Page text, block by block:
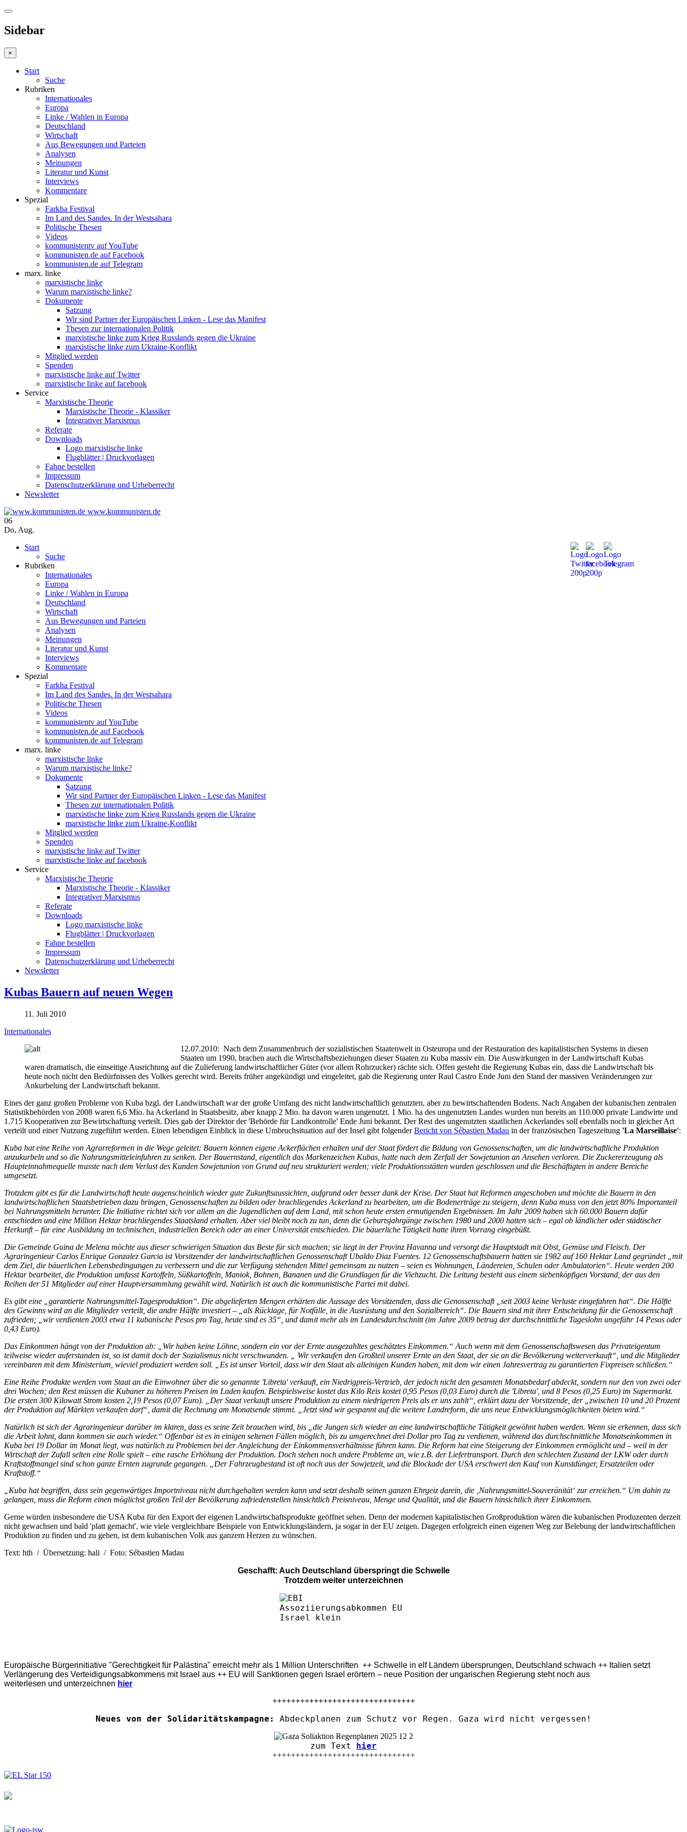
Sidebar
×
Start
Suche
Rubriken
Internationales
Europa
Linke / Wahlen in Europa
Deutschland
Wirtschaft
Aus Bewegungen und Parteien
Analysen
Meinungen
Literatur und Kunst
Interviews
Kommentare
Spezial
Farkha Festival
Im Land des Sandes. In der Westsahara
Politische Thesen
Videos
kommunistentv auf YouTube
kommunisten.de auf Facebook
kommunisten.de auf Telegram
marx. linke
marxistische linke
Warum marxistische linke?
Dokumente
Satzung
Wir sind Partner der Europäischen Linken - Lese das Manifest
Thesen zur internationalen Politik
marxistische linke zum Krieg Russlands gegen die Ukraine
marxistische linke zum Ukraine-Konflikt
Mitglied werden
Spenden
marxistische linke auf Twitter
marxistische linke auf facebook
Service
Marxistische Theorie
Marxistische Theorie - Klassiker
Integrativer Marxismus
Referate
Downloads
Logo marxistische linke
Flugblätter | Druckvorlagen
Fahne bestellen
Impressum
Datenschutzerklärung und Urheberrecht
Newsletter
www.kommunisten.de
06
Do, Aug.
Start
Suche
Rubriken
Internationales
Europa
Linke / Wahlen in Europa
Deutschland
Wirtschaft
Aus Bewegungen und Parteien
Analysen
Meinungen
Literatur und Kunst
Interviews
Kommentare
Spezial
Farkha Festival
Im Land des Sandes. In der Westsahara
Politische Thesen
Videos
kommunistentv auf YouTube
kommunisten.de auf Facebook
kommunisten.de auf Telegram
marx. linke
marxistische linke
Warum marxistische linke?
Dokumente
Satzung
Wir sind Partner der Europäischen Linken - Lese das Manifest
Thesen zur internationalen Politik
marxistische linke zum Krieg Russlands gegen die Ukraine
marxistische linke zum Ukraine-Konflikt
Mitglied werden
Spenden
marxistische linke auf Twitter
marxistische linke auf facebook
Service
Marxistische Theorie
Marxistische Theorie - Klassiker
Integrativer Marxismus
Referate
Downloads
Logo marxistische linke
Flugblätter | Druckvorlagen
Fahne bestellen
Impressum
Datenschutzerklärung und Urheberrecht
Newsletter
Kubas Bauern auf neuen Wegen
11. Juli 2010
Internationales
12.07.2010: Nach dem Zusammenbruch der sozialistischen Staatenwelt in Osteuropa und der Restauration des kapitalistischen Systems in diesen
Staaten um 1990, brachen auch die Wirtschaftsbeziehungen dieser Staaten zu Kuba massiv ein. Die Auswirkungen in der Landwirtschaft Kubas
waren dramatisch, die einseitige Ausrichtung auf die Zulieferung landwirtschaftlicher Güter (vor allem Rohrzucker) rächte sich. Offen gesteht die Regierung Kubas ein, dass die Landwirtschaft bis
heute noch nicht den Bedürfnissen des Volkes gerecht wird. Bereits früher angekündigt und eingeleitet, gab die Regierung unter Raul Castro Ende Juni den Stand der massiven Veränderungen zur
Ankurbelung der Landwirtschaft bekannt.
Eines der ganz großen Probleme von Kuba bzgl. der Landwirtschaft war der große Umfang des nicht landwirtschaftlich genutzten, aber zu bewirtschaftenden Bodens. Nach Angaben der kubanischen zentralen
Statistikbehörden von 2008 waren 6,6 Mio. ha Ackerland in Staatsbesitz, aber knapp 2 Mio. ha davon waren ungenutzt. 1 Mio. ha des ungenutzten Landes wurden nun bereits an 110.000 private Landwirte und
1.715 Kooperativen zur Bewirtschaftung verteilt. Dies gab der Direktor der 'Behörde für Landkontrolle' Ende Juni bekannt. Der Rest des ungenutzten staatlichen Ackerlandes soll ebenfalls noch in gleicher Art
verteilt und einer Nutzung zugeführt werden. Einen lebendigen Einblick in diese Umbruchsituation auf der Insel gibt folgenderBericht von Sébastien Madau in der französischen Tageszeitung 'La Marseillaise':
Kuba hat eine Reihe von Agrarreformen in die Wege geleitet: Bauern können eigene Ackerflächen erhalten und der Staat fördert die Bildung von Genossenschaften, um die landwirtschaftliche Produktion
anzukurbeln und so die Nahrungsmitteleinfuhren zu senken. Der Bauernstand, eigentlich das Markenzeichen Kubas, hatte nach dem Zerfall der Sowjetunion an Ansehen verloren. Die Zuckererzeugung als
Haupteinnahmequelle musste nach dem Verlust des Kunden Sowjetunion von Grund auf neu strukturiert werden; viele Produktionsstätten wurden geschlossen und die Beschäftigten in andere Bereiche
umgesetzt.
Trotzdem gibt es für die Landwirtschaft heute augenscheinlich wieder gute Zukunftsaussichten, aufgrund oder besser dank der Krise. Der Staat hat Reformen angeschoben und möchte die Bauern in den
landwirtschaftlichen Staatsbetrieben dazu bringen, Genossenschaften zu bilden oder brachliegendes Ackerland zu bearbeiten, um die Bodenerträge zu steigern, denn Kuba muss von den jetzt 80% Importanteil
bei Nahrungsmitteln herunter. Die Initiative richtet sich vor allem an die Jugendlichen auf dem Land, mit schon heute ersten ermutigenden Ergebnissen. Im Jahr 2009 haben sich 60.000 Bauern dafür
entschieden und eine Million Hektar brachliegendes Staatsland erhalten. Aber viel bleibt noch zu tun, denn die Geburtsjahrgänge zwischen 1980 und 2000 hatten sich – egal ob ländlicher oder städtischer
Herkunft – für eine Ausbildung im technischen, industriellen Bereich oder an einer Universität entschieden. Die bäuerliche Tätigkeit hatte ihren Vorrang eingebüßt.
Die Gemeinde Guina de Melena möchte aus dieser schwierigen Situation das Beste für sich machen; sie liegt in der Provinz Havanna und versorgt die Hauptstadt mit Obst, Gemüse und Fleisch. Der
Agraringenieur Carlos Enrique Gonzalez Garcia ist Vorsitzender der landwirtschaftlichen Genossenschaft Ubaldo Diaz Fuentes. 12 Genossenschaftsbauern hatten sie 1982 auf 160 Hektar Land gegründet „mit
dem Ziel, die bäuerlichen Lebensbedingungen zu verbessern und die zur Verfügung stehenden Mittel gemeinsam zu nutzen – seien es Wohnungen, Ländereien, Schulen oder Ambulatorien“. Heute werden 200
Hektar bearbeitet, die Produktion umfasst Kartoffeln, Süßkartoffeln, Maniok, Bohnen, Bananen und die Grundlagen für die Viehzucht. Die Leitung besteht aus einem siebenköpfigen Vorstand, der aus den
Reihen der 51 Mitglieder auf einer Hauptversammlung gewählt wird. Natürlich ist auch die kommunistische Partei mit dabei.
Es gibt eine „garantierte Nahrungsmittel-Tagesproduktion“. Die abgelieferten Mengen erhärten die Aussage des Vorsitzenden, dass die Genossenschaft „seit 2003 keine Verluste eingefahren hat“. Die Hälfte
des Gewinns wird an die Mitglieder verteilt, die andre Hälfte investiert – „als Rücklage, für Notfälle, in die Ausrüstung und den Sozialbereich“. Die Bauern sind mit ihrer Entscheidung für die Genossenschaft
zufrieden; „wir verdienten 2003 etwa 11 kubanische Pesos pro Tag, heute sind es 35“, und damit mehr als im Landesdurchschnitt (im Jahre 2009 betrug der durchschnittliche Tageslohn ungefähr 14 Pesos oder
0,43 Euro).
Das Einkommen hängt von der Produktion ab: „Wir haben keine Löhne, sondern ein vor der Ernte ausgezahltes geschätztes Einkommen.“ Auch wenn mit dem Genossenschaftswesen das Privateigentum
teilweise wieder auferstanden ist, so ist damit doch der Sozialismus nicht verschwunden. „ Wir verkaufen den Großteil unserer Ernte an den Staat, der sie an die Bevölkerung weiterverkauft“, und die Mitglieder
vereinbaren mit dem Ministerium, wieviel produziert werden soll. „Es ist unser Vorteil, dass wir den Staat als alleinigen Kunden haben, mit dem wir einen Jahresvertrag zu garantierten Fixpreisen schließen.“
Eine Reihe Produkte werden vom Staat an die Einwohner über die so genannte 'Libreta' verkauft, ein Niedrigpreis-Vertrieb, der jedoch nicht den gesamten Monatsbedarf abdeckt, sondern nur den von zwei oder
drei Wochen; den Rest müssen die Kubaner zu höheren Preisen im Laden kaufen. Beispielsweise kostet das Kilo Reis kostet 0,95 Pesos (0,03 Euro) durch die 'Libreta', und 8 Pesos (0,25 Euro) im Supermarkt.
Die ersten 300 Kilowatt Strom kosten 2,19 Pesos (0,07 Euro). „Der Staat verkauft unsere Produktion zu einem niedrigeren Preis als er uns zahlt“, erklärt dazu der Vorsitzende, der „zwischen 10 und 20 Prozent
der Produktion auf Märkten verkaufen darf“, damit die Rechnung am Monatsende stimmt. „Jetzt sind wir gespannt auf die weitere Landreform, die uns neue Entwicklungsmöglichkeiten bieten wird.“
Natürlich ist sich der Agraringenieur darüber im klaren, dass es seine Zeit brauchen wird, bis „die Jungen sich wieder an eine landwirtschaftliche Tätigkeit gewöhnt haben werden. Wenn sie erkennen, dass sich
die Arbeit lohnt, dann kommen sie auch wieder.“ Offenbar ist es in einigen seltenen Fällen möglich, bis zu umgerechnet drei Dollar pro Tag zu verdienen, während das durchschnittliche Monatseinkommen in
Kuba bei 19 Dollar im Monat liegt, was natürlich zu Problemen bei der Angleichung der Einkommensverhältnisse führen kann. Die Reform hat eine Steigerung der Einkommen ermöglicht und – weil in der
Wirtschaft der Zufall selten eine Rolle spielt – eine rasche Erhöhung der Produktion. Doch stehen noch andere Probleme an, wie z.B. der Liefertransport. Durch den schlechten Zustand der LKW oder durch
Kraftstoffmangel sind schon ganze Ernten zugrunde gegangen. „Der Fahrzeugbestand ist oft noch aus der Sowjetzeit, und die Blockade der USA erschwert den Kauf von Kunstdünger, Ersatzteilen oder
Kraftstoff.“
„Kuba hat begriffen, dass sein gegenwärtiges Importniveau nicht durchgehalten werden kann und setzt deshalb seinen ganzen Ehrgeiz darein, die ‚Nahrungsmittel-Souveränität‘ zur erreichen.“ Um dahin zu
gelangen, muss die Reform einen möglichst großen Teil der Bevölkerung zufriedenstellen hinsichtlich Preisniveau, Menge und Qualität, und die Bauern hinsichtlich ihrer Einkommen.
Gerne würden insbesondere die USA Kuba für den Export der eigenen Landwirtschaftsprodukte geöffnet sehen. Denn der modernen kapitalistischen Großproduktion wären die kubanischen Produzenten derzeit
nicht gewachsen und bald 'platt gemacht', wie viele vergleichbare Beispiele von Entwicklungsländern, ja sogar in der EU zeigen. Dagegen erfolgreich einen eigenen Weg zur Belebung der landwirtschaftlichen
Produktion zu finden und zu gehen, ist dem kubanischen Volk aus ganzem Herzen zu wünschen.
Text: hth / Übersetzung: hali / Foto: Sébastien Madau
Geschafft: Auch Deutschland überspringt die Schwelle
Trotzdem weiter unterzeichnen
Europäische Bürgerinitiative "Gerechtigkeit für Palästina" erreicht mehr als 1 Million Unterschriften ++ Schwelle in elf Ländern übersprungen, Deutschland schwach ++ Italien setzt
Verlängerung des Verteidigungsabkommens mit Israel aus ++ EU will Sanktionen gegen Israel erörtern – neue Position der ungarischen Regierung steht noch aus
weiterlesen und unterzeichnen hier
+++++++++++++++++++++++++++++++
Neues von der Solidaritätskampagne: Abdeckplanen zum Schutz vor Regen. Gaza wird nicht vergessen!
zum Text hier
+++++++++++++++++++++++++++++++